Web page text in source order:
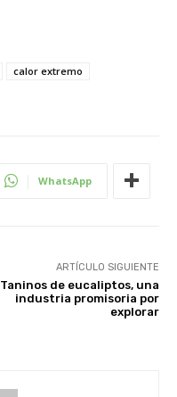
calor extremo
WhatsApp
ARTÍCULO SIGUIENTE
Taninos de eucaliptos, una
industria promisoria por
explorar